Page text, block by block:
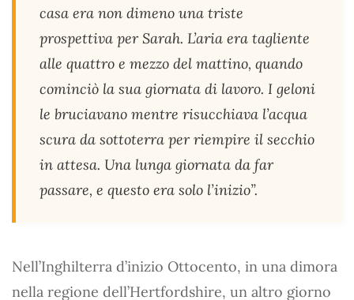
casa era non dimeno una triste
prospettiva per Sarah. L’aria era tagliente
alle quattro e mezzo del mattino, quando
cominciò la sua giornata di lavoro. I geloni
le bruciavano mentre risucchiava l’acqua
scura da sottoterra per riempire il secchio
in attesa. Una lunga giornata da far
passare, e questo era solo l’inizio”.
Nell’Inghilterra d’inizio Ottocento, in una dimora
nella regione dell’Hertfordshire, un altro giorno